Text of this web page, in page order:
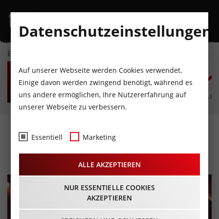
EVENTKALENDER
DO
6
AUGUST
FR
7
AUGUST
SA
8
AUGUST
SO
9
AUGUST
MO
10
AUGUST
Christina Stürmer
21.06.2024 - Beginn 20:00 Uhr
Datenschutzeinstellungen
Auf unserer Webseite werden Cookies verwendet.
Einige davon werden zwingend benötigt, während es
uns andere ermöglichen, Ihre Nutzererfahrung auf
unserer Webseite zu verbessern.
Essentiell Marketing
ALLE AKZEPTIEREN
NUR ESSENTIELLE COOKIES
AKZEPTIEREN